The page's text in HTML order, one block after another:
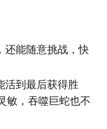
还能随意挑战，快
活到最后获得胜
敏，吞噬巨蛇也不